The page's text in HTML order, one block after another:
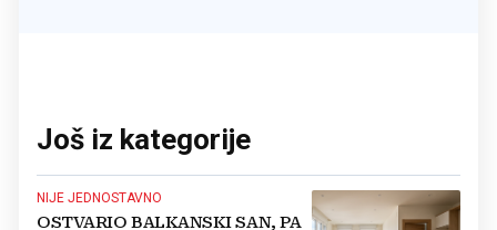
Još iz kategorije
NIJE JEDNOSTAVNO
OSTVARIO BALKANSKI SAN, PA